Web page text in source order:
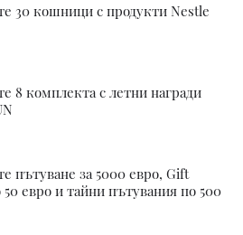
30 кошници с продукти Nestle
8 комплекта с летни награди
пътуване за 5000 евро, Gift
евро и тайни пътувания по 500